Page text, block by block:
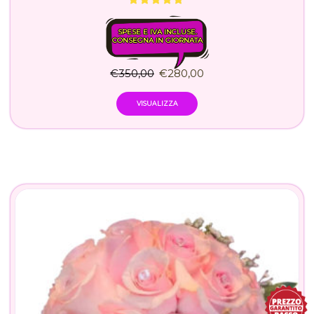
SPESE E IVA INCLUSE.
CONSEGNA IN GIORNATA
€350,00 €280,00
VISUALIZZA